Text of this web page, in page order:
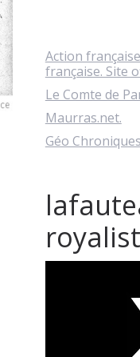
Action
française. Site
Le Comte de
Maurras.net.
Géo